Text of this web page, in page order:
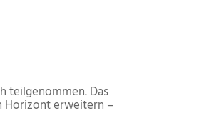
teilgenommen. Das
Horizont erweitern –